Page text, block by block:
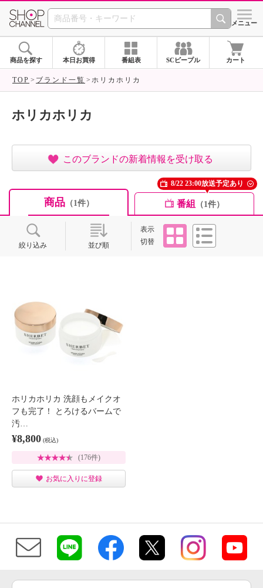
SHOP CHANNEL ショッ
メニュー
商品を探す 本日お買得 番組表 SCピープル カート
TOP ブランド一覧 ホリカホリカ
ホリカホリカ
このブランドの新着情報を受け取る
商品（1件） 番組 （1件）
8/22 23:00放送予定あり
絞り込み 並び順
表示
切替
タイル
ホリカホリカ 洗顔もメイクオ
フも完了！ とろけるバームで
汚…
¥8,800 (税込)
(176件)
お気に入りに登録